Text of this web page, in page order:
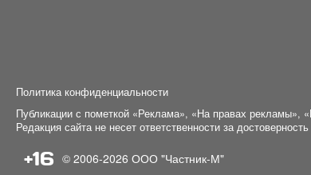
Политика конфиденциальности
Публикации с пометкой «Реклама», «На правах рекламы»,
Редакция сайта не несет ответственности за
+16 © 2006-2026 ООО "Частник-М"